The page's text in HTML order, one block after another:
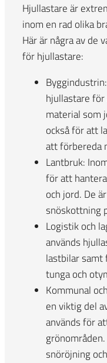
Hjullastare är
inom en rad olika
Här är några av de
för hjullastare:
hjullastare
material som
också för att
att förbereda
Lantbruk:
för att
och jord. De
snöskottning
Logistik och
används
lastbilar
tunga och
Kommunal
en viktig del
används för
snöröjning